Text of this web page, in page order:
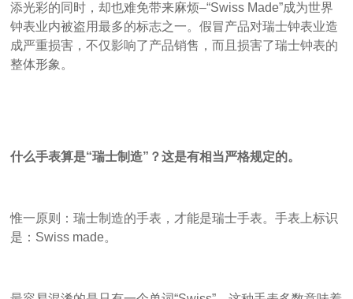
添光彩的同时，却也难免带来麻烦–“Swiss Made”成为世界
钟表业内被盗用最多的标志之一。假冒产品对瑞士钟表业造
成严重损害，不仅影响了产品销售，而且损害了瑞士钟表的
整体形象。
什么手表算是“瑞士制造”？这是有相当严格规定的。
惟一原则：瑞士制造的手表，才能是瑞士手表。手表上标识
是：Swiss made。